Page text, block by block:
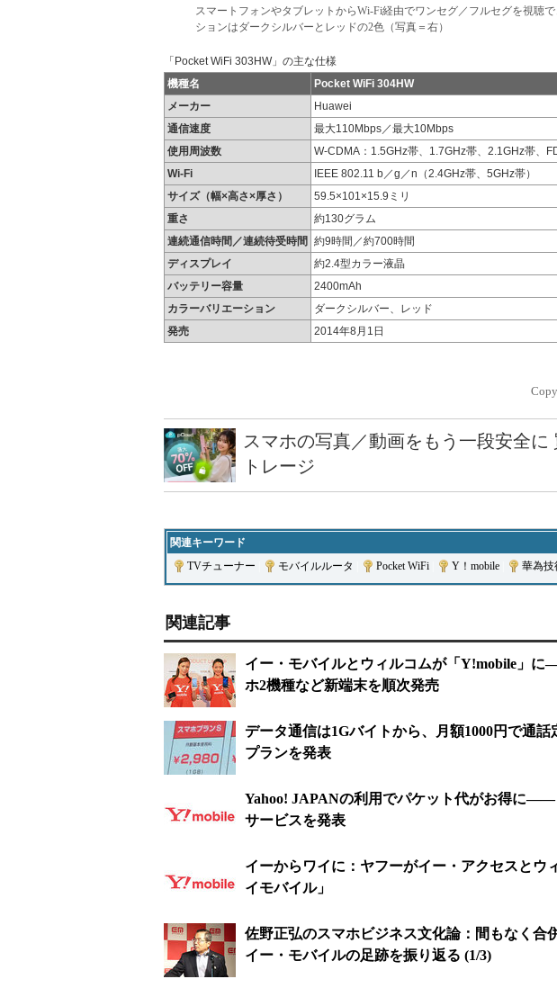
スマートフォンやタブレットからWi-Fi経由でワンセグ／フルセグを視聴
ションはダークシルバーとレッドの2色（写真＝右）
「Pocket WiFi 303HW」の主な仕様
機種名
Pocket WiFi 304HW
メーカー
Huawei
通信速度
最大110Mbps／最大10Mbps
使用周波数
W-CDMA：1.5GHz帯、1.7GHz帯、2.1GHz帯、
Wi-Fi
IEEE 802.11 b／g／n（2.4GHz帯、5GHz帯）
サイズ（幅×高さ×厚さ）
59.5×101×15.9ミリ
重さ
約130グラム
連続通信時間／連続待受時間 約9時間／約700時間
ディスプレイ
約2.4型カラー液晶
バッテリー容量
2400mAh
カラーバリエーション
ダークシルバー、レッド
発売
2014年8月1日
スマホの写真／動画をもう一段安全に
トレージ
関連キーワード
TVチューナー
モバイルルータ Pocket WiFi Y！mobile 華為技
関連記事
イー・モバイルとウィルコムが「Y!mobile」
ホ2機種など新端末を順次発売
データ通信は1Gバイトから、月額1000円で通
プランを発表
Yahoo! JAPANの利用でパケット代がお得に
サービスを発表
イーからワイに：ヤフーがイー・アクセスと
イモバイル」
佐野正弘のスマホビジネス文化論：間もなく
イー・モバイルの足跡を振り返る (1/3)